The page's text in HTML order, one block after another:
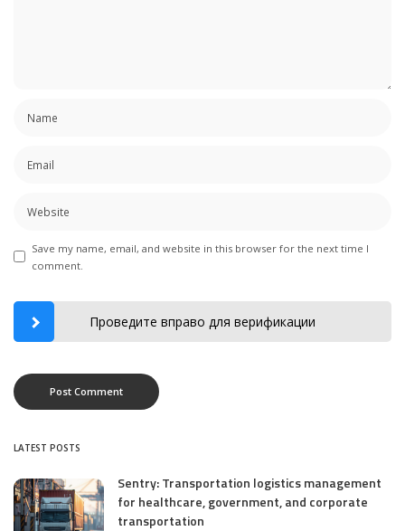
Save my name, email, and website in this browser for the next time I
comment.
Проведите вправо для верификации
LATEST POSTS
Sentry: Transportation logistics management
for healthcare, government, and corporate
transportation